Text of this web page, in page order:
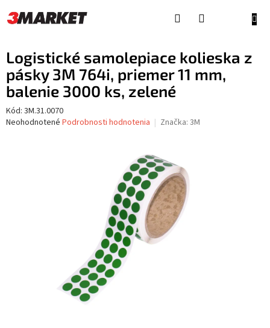
na
obsah
Logistické samolepiace kolieska z
pásky 3M 764i, priemer 11 mm,
balenie 3000 ks, zelené
Kód: 3M.31.0070
Priemerné
Neohodnotené Podrobnosti hodnotenia Značka: 3M